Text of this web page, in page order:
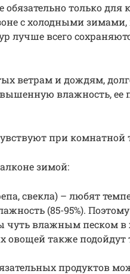
только для
с холодными зимами,
лучше всего
ветрам и дождям,
влажность, ее
при комнатной
зимой:
свекла) – любят
(85-95%).
чуть влажным песком в
овощей также подойдут
продуктов